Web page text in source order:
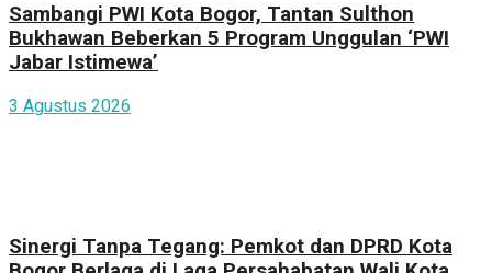
Sambangi PWI Kota Bogor, Tantan Sulthon
Bukhawan Beberkan 5 Program Unggulan ‘PWI
Jabar Istimewa’
3 Agustus 2026
Sinergi Tanpa Tegang: Pemkot dan DPRD Kota